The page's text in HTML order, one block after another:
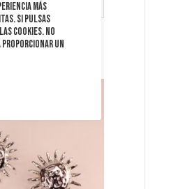
más
Si pulsas
cookies. No
proporcionar un